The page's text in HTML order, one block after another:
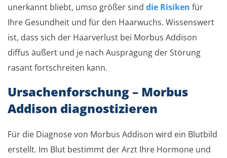
unerkannt bliebt, umso größer sind die Risiken für
Ihre Gesundheit und für den Haarwuchs. Wissenswert
ist, dass sich der Haarverlust bei Morbus Addison
diffus äußert und je nach Ausprägung der Störung
rasant fortschreiten kann.
Ursachenforschung – Morbus
Addison diagnostizieren
Für die Diagnose von Morbus Addison wird ein Blutbild
erstellt. Im Blut bestimmt der Arzt Ihre Hormone und